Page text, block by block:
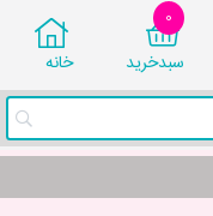
0
سبد‌خرید
خانه